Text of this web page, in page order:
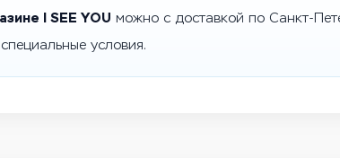
I SEE YOU можно с доставкой по Санкт-
условия.